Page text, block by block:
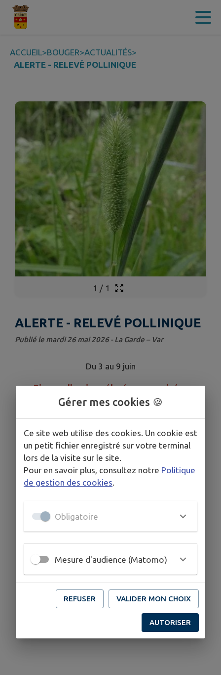
Contenu
ACCUEIL>BOUGER>ACTUALITÉS>
ALERTE - RELEVÉ POLLINIQUE
1 / 1
ALERTE - RELEVÉ POLLINIQUE
Publié le mardi 26 mai 2026 - La Garde – Var
Du 3 au 9 juin
Risque allergique élevé aux graminées
Plus d'Infos : Réseau National de Surveillance
Aérobiologique
Gérer mes cookies 🍪
Ce site web utilise des cookies. Un cookie est
un petit fichier enregistré sur votre terminal
lors de la visite sur le site.
Pour en savoir plus, consultez notre Politique
de gestion des cookies.
Obligatoire
Mesure d'audience (Matomo)
REFUSER VALIDER MON CHOIX
AUTORISER